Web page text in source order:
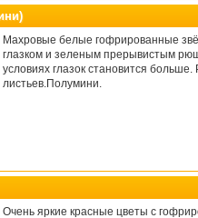
Махровые белые гофрированные
глазком и зеленым прерывистым
условиях глазок становится
листьев.Полумини.
Очень яркие красные цветы с